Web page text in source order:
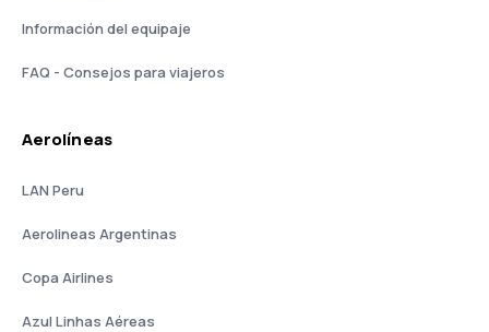
Información del equipaje
FAQ - Consejos para viajeros
Aerolíneas
LAN Peru
Aerolineas Argentinas
Copa Airlines
Azul Linhas Aéreas